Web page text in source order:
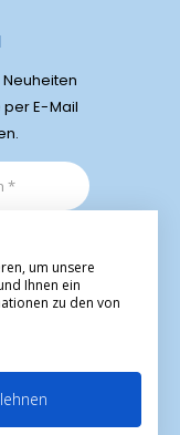
per E-Mail
um unsere
Ihnen ein
zu den von